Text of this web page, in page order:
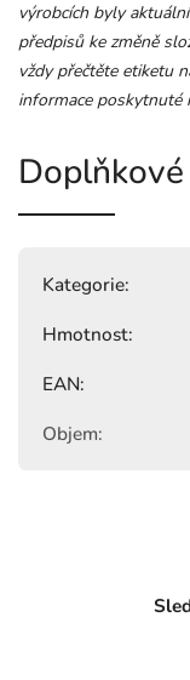
výrobcích byly
předpisů ke změně
vždy přečtěte etiketu
informace poskytnuté
Kategorie:
Hmotnost:
EAN:
Objem: